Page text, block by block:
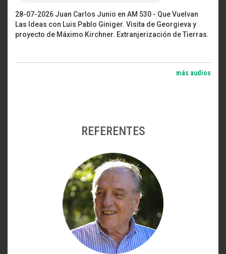
28-07-2026 Juan Carlos Junio en AM 530 - Que Vuelvan
Las Ideas con Luis Pablo Giniger. Visita de Georgieva y
proyecto de Máximo Kirchner. Extranjerización de Tierras.
más audios
REFERENTES